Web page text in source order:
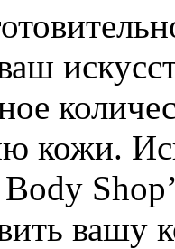
кожи.
вашу